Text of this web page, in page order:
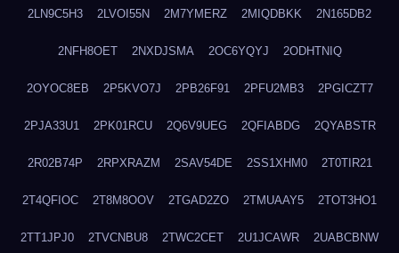
2LN9C5H3 2LVOI55N 2M7YMERZ 2MIQDBKK 2N165DB2
2NFH8OET 2NXDJSMA 2OC6YQYJ 2ODHTNIQ
2OYOC8EB 2P5KVO7J 2PB26F91 2PFU2MB3 2PGICZT7
2PJA33U1 2PK01RCU 2Q6V9UEG 2QFIABDG 2QYABSTR
2R02B74P 2RPXRAZM 2SAV54DE 2SS1XHM0 2T0TIR21
2T4QFIOC 2T8M8OOV 2TGAD2ZO 2TMUAAY5 2TOT3HO1
2TT1JPJ0 2TVCNBU8 2TWC2CET 2U1JCAWR 2UABCBNW